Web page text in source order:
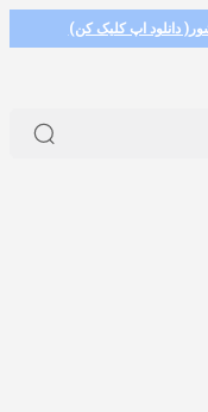
دانلود اپ کلیک کن)